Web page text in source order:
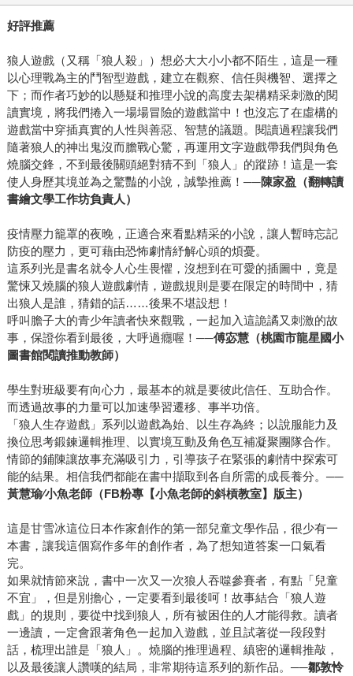
好評推薦
狼人遊戲（又稱「狼人殺」）想必大大小小都不陌生，這是一種
以心理戰為主的鬥智型遊戲，建立在觀察、信任與機智、選擇之
下；而作者巧妙的以懸疑和推理小說的高度去架構精采刺激的閱
讀實境，將我們捲入一場場冒險的遊戲當中！也沒忘了在虛構的
遊戲當中穿插真實的人性與善惡、智慧的議題。閱讀過程讓我們
隨著狼人的神出鬼沒而膽戰心驚，再運用文字遊戲帶我們與角色
燒腦交鋒，不到最後關頭絕對猜不到「狼人」的蹤跡！這是一套
使人身歷其境並為之驚豔的小說，誠摯推薦！──陳家盈（翻轉讀
書繪文學工作坊負責人）
疫情壓力籠罩的夜晚，正適合來看點精采的小說，讓人暫時忘記
防疫的壓力，更可藉由恐怖劇情紓解心頭的煩憂。
這系列光是書名就令人心生畏懼，沒想到在可愛的插圖中，竟是
驚悚又燒腦的狼人遊戲劇情，遊戲規則是要在限定的時間中，猜
出狼人是誰，猜錯的話……後果不堪設想！
呼叫膽子大的青少年讀者快來觀戰，一起加入這詭譎又刺激的故
事，保證你看到最後，大呼過癮喔！──傅宓慧（桃園市龍星國小
圖書館閱讀推動教師）
學生對班級要有向心力，最基本的就是要彼此信任、互助合作。
而透過故事的力量可以加速學習遷移、事半功倍。
「狼人生存遊戲」系列以遊戲為始、以生存為終；以說服能力及
換位思考鍛鍊邏輯推理、以實境互動及角色互補凝聚團隊合作。
情節的鋪陳讓故事充滿吸引力，引導孩子在緊張的劇情中探索可
能的結果。相信我們都能在書中擷取到各自所需的成長養分。──
黃慧瑜∕小魚老師（FB粉專【小魚老師的斜槓教室】版主）
這是甘雪冰這位日本作家創作的第一部兒童文學作品，很少有一
本書，讓我這個寫作多年的創作者，為了想知道答案一口氣看
完。
如果就情節來說，書中一次又一次狼人吞噬參賽者，有點「兒童
不宜」，但是別擔心，一定要看到最後呵！故事結合「狼人遊
戲」的規則，要從中找到狼人，所有被困住的人才能得救。讀者
一邊讀，一定會跟著角色一起加入遊戲，並且試著從一段段對
話，梳理出誰是「狼人」。燒腦的推理過程、縝密的邏輯推敲，
以及最後讓人讚嘆的結局，非常期待這系列的新作品。──鄒敦怜